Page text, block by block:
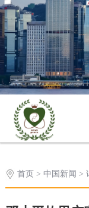
首页 > 中国新闻 >